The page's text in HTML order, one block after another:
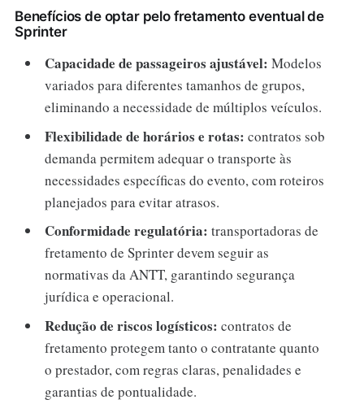
Benefícios de optar pelo fretamento eventual de
Sprinter
Capacidade de passageiros ajustável: Modelos
variados para diferentes tamanhos de grupos,
eliminando a necessidade de múltiplos veículos.
Flexibilidade de horários e rotas: contratos sob
demanda permitem adequar o transporte às
necessidades específicas do evento, com roteiros
planejados para evitar atrasos.
Conformidade regulatória: transportadoras de
fretamento de Sprinter devem seguir as
normativas da ANTT, garantindo segurança
jurídica e operacional.
Redução de riscos logísticos: contratos de
fretamento protegem tanto o contratante quanto
o prestador, com regras claras, penalidades e
garantias de pontualidade.